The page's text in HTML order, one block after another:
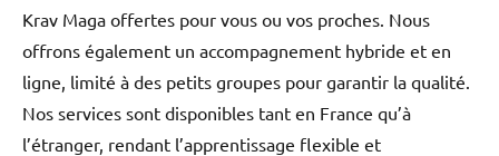
Krav Maga offertes pour vous ou vos proches. Nous
offrons également un accompagnement hybride et en
ligne, limité à des petits groupes pour garantir la qualité.
Nos services sont disponibles tant en France qu’à
l’étranger, rendant l’apprentissage flexible et